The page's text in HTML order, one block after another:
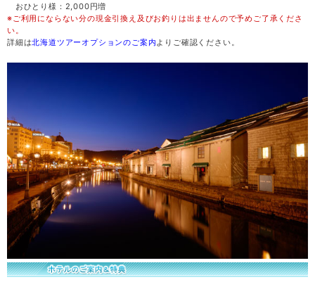
おひとり様：2,000円増
※ご利用にならない分の現金引換え及びお釣りは出ませんので予めご了承くださ
い。
詳細は北海道ツアーオプションのご案内 よりご確認ください。